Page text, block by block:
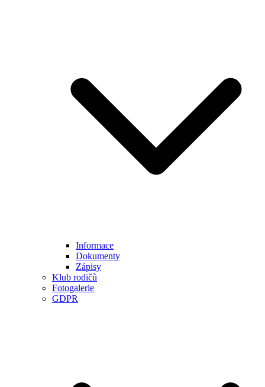
Informace
Dokumenty
Zápisy
Klub rodičů
Fotogalerie
GDPR